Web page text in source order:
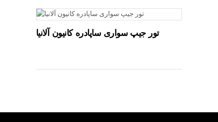
تور جیپ سواری ساپادره کانیون آلانیا